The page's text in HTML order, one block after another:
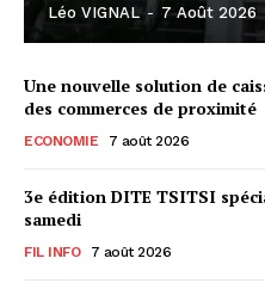
Léo VIGNAL - 7 Août 2026
Une nouvelle solution de
des commerces de proximité
ECONOMIE 7 août 2026
3e édition DITE TSITSI
samedi
FIL INFO 7 août 2026